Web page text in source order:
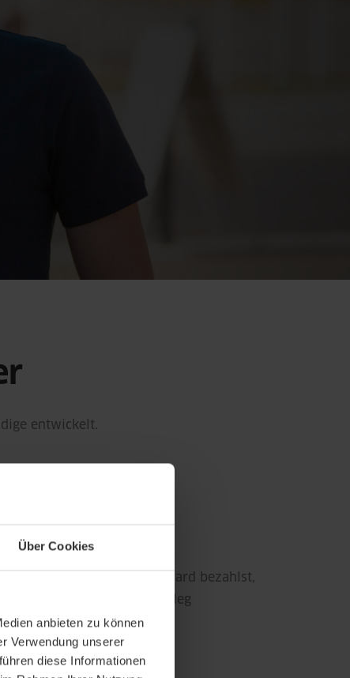
Über Cookies
anbieten zu können
Verwendung unserer
diese Informationen
entwickelt.
Beleg vergessen
mit deiner Kontist Mastercard bezahlst,
FastBill App daran, den Beleg